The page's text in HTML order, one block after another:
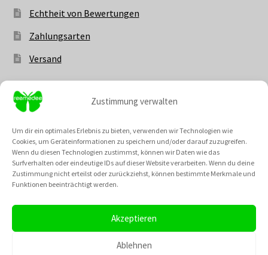
Zustimmung verwalten
Um dir ein optimales Erlebnis zu bieten, verwenden wir Technologien wie
Cookies, um Geräteinformationen zu speichern und/oder darauf zuzugreifen.
Wenn du diesen Technologien zustimmst, können wir Daten wie das
Surfverhalten oder eindeutige IDs auf dieser Website verarbeiten. Wenn du deine
Zustimmung nicht erteilst oder zurückziehst, können bestimmte Merkmale und
Funktionen beeinträchtigt werden.
Akzeptieren
Ablehnen
bestellen! Und die besten Rabattaktionen des Monats
haben einen extra Menüpunt bekommen, wo du dir einen
Gutscheincode für den August sichern kannst!
Echtheit von Bewertungen
Zahlungsarten
Versand
Unsere Community @
TikTok
Instagram
Pinterest
YouTube